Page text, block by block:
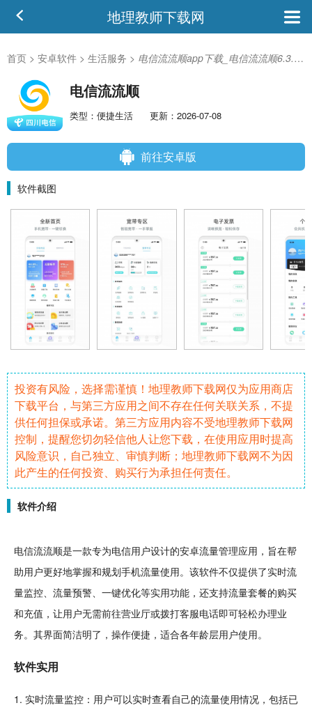
地理教师下载网
首页 > 安卓软件 > 生活服务 > 电信流流顺app下载_电信流流顺6.3.55安卓版
电信流流顺
类型：便捷生活 更新：2026-07-08
前往安卓版
软件截图
投资有风险，选择需谨慎！地理教师下载网仅为应用商店
下载平台，与第三方应用之间不存在任何关联关系，不提
供任何担保或承诺。第三方应用内容不受地理教师下载网
控制，提醒您切勿轻信他人让您下载，在使用应用时提高
风险意识，自己独立、审慎判断；地理教师下载网不为因
此产生的任何投资、购买行为承担任何责任。
软件介绍
电信流流顺是一款专为电信用户设计的安卓流量管理应用，旨在帮
助用户更好地掌握和规划手机流量使用。该软件不仅提供了实时流
量监控、流量预警、一键优化等实用功能，还支持流量套餐的购买
和充值，让用户无需前往营业厅或拨打客服电话即可轻松办理业
务。其界面简洁明了，操作便捷，适合各年龄层用户使用。
软件实用
1. 实时流量监控：用户可以实时查看自己的流量使用情况，包括已